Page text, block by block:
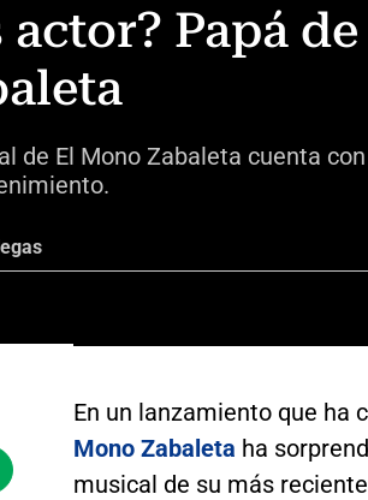
actor? Papá
de El Mono Zabaleta cuenta
En un lanzamiento que ha
Mono Zabaleta ha
musical de su más